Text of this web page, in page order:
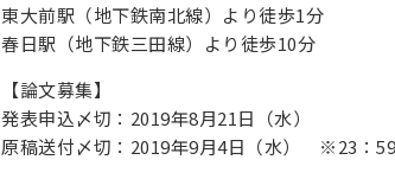
東大前駅（地下鉄南北線）より徒歩1分
春日駅（地下鉄三田線）より徒歩10分
【論文募集】
発表申込〆切：2019年8月21日（水）
原稿送付〆切：2019年9月4日（水） ※23：